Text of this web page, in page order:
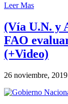
Leer Mas
(Vía U.N. y
FAO
(+Video)
26 noviembre, 2019